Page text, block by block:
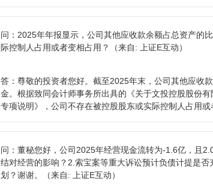
问： 2025年年报显示，公司其他应收款余额占总资产的
际控制人占用或者变相占用？
（来自: 上证E互动）
答： 尊敬的投资者您好。截至2025年末，公司其他应收
金。根据致同会计师事务所出具的《关于文投控股股份
专项说明》，公司不存在被控股股东或实际控制人占用或
问： 董秘您好，公司2025年经营现金流转为-1.6亿，且
结对经营的影响？2.索宝案等重大诉讼预计负债计提是
划？谢谢。
（来自: 上证E互动）